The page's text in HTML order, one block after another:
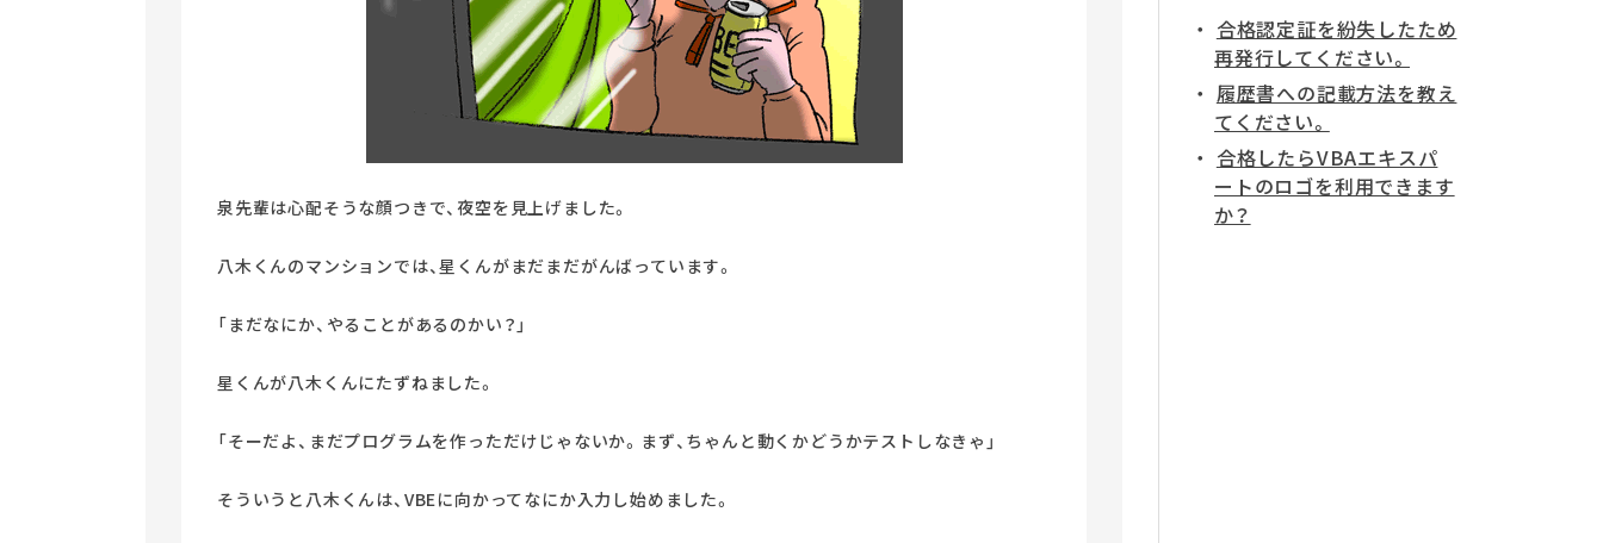
泉先輩は心配そうな顔つきで、夜空を見上げました。
八木くんのマンションでは、星くんがまだまだがんばっています。
「まだなにか、やることがあるのかい？」
星くんが八木くんにたずねました。
「そーだよ、まだプログラムを作っただけじゃないか。まず、ちゃんと動くかどうかテストしなきゃ」
そういうと八木くんは、VBEに向かってなにか入力し始めました。
合格認定証を紛失したため
再発行してください。
履歴書への記載方法を教え
てください。
合格したらVBAエキスパ
ートのロゴを利用できます
か？